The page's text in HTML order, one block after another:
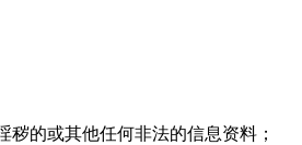
的或其他任何非法的信息资料；